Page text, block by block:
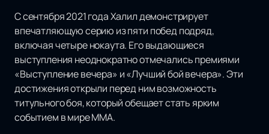
С сентября 2021 года Халил демонстрирует
впечатляющую серию из пяти побед подряд,
включая четыре нокаута. Его выдающиеся
выступления неоднократно отмечались премиями
«Выступление вечера» и «Лучший бой вечера». Эти
достижения открыли перед ним возможность
титульного боя, который обещает стать ярким
событием в мире ММА.